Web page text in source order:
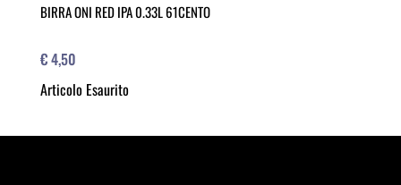
BIRRA ONI RED IPA 0.33L 61CENTO
€ 4,50
Articolo Esaurito